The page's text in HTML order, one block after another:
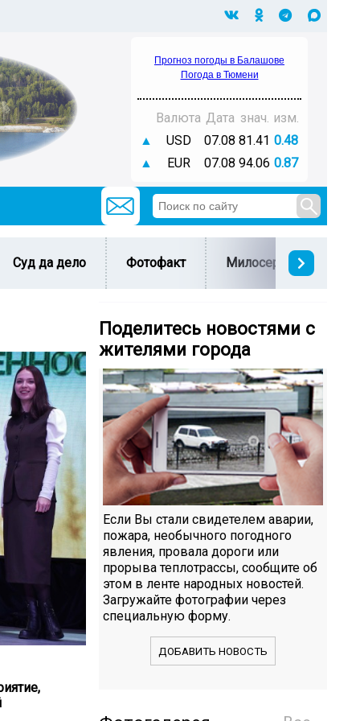
Прогноз погоды в Балашове
Погода в Тюмени
Валюта Дата знач. изм.
▲
USD 07.08 81.41 0.48
▲
EUR 07.08 94.06 0.87
Суд да дело Фотофакт Милосердие
Поделитесь новостями с
жителями города
Если Вы стали свидетелем аварии,
пожара, необычного погодного
явления, провала дороги или
прорыва теплотрассы, сообщите об
этом в ленте народных новостей.
Загружайте фотографии через
специальную форму.
ДОБАВИТЬ НОВОСТЬ